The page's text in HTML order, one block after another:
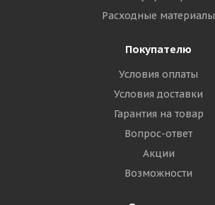
Расходные материалы
Покупателю
Условия оплаты
Условия доставки
Гарантия на товар
Вопрос-ответ
Акции
Возможности